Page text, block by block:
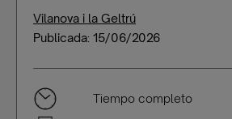
Vilanova i la Geltrú
Publicada: 15/06/2026
Tiempo completo